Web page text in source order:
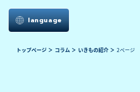
language
トップページ コラム いきもの紹介 2ページ